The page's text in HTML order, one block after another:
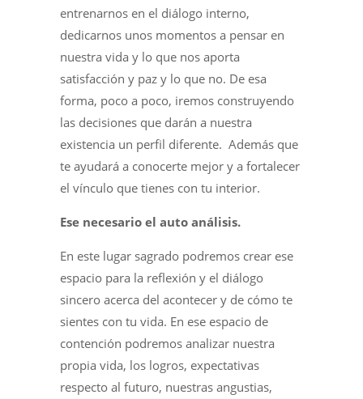
entrenarnos en el diálogo interno,
dedicarnos unos momentos a pensar en
nuestra vida y lo que nos aporta
satisfacción y paz y lo que no. De esa
forma, poco a poco, iremos construyendo
las decisiones que darán a nuestra
existencia un perfil diferente. Además que
te ayudará a conocerte mejor y a fortalecer
el vínculo que tienes con tu interior.
Ese necesario el auto análisis.
En este lugar sagrado podremos crear ese
espacio para la reflexión y el diálogo
sincero acerca del acontecer y de cómo te
sientes con tu vida. En ese espacio de
contención podremos analizar nuestra
propia vida, los logros, expectativas
respecto al futuro, nuestras angustias,